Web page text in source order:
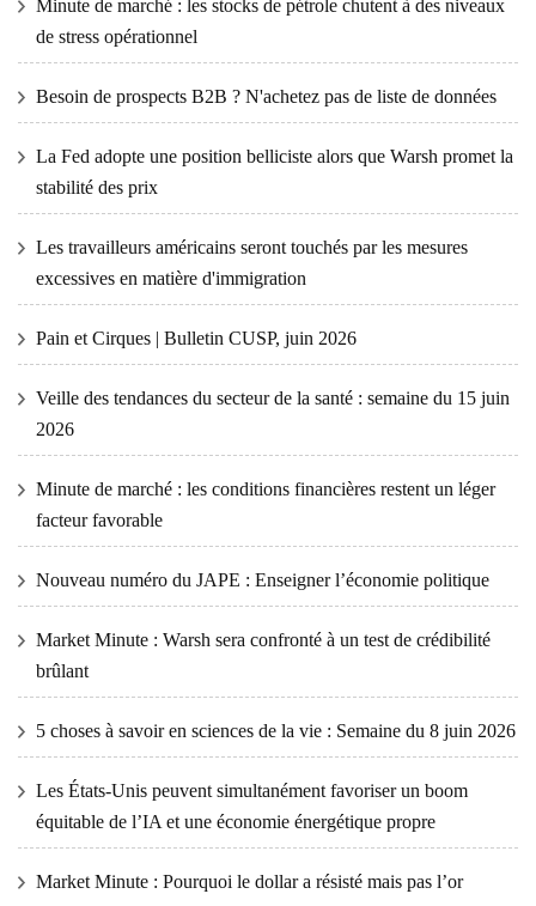
Minute de marché : les stocks de pétrole chutent à des niveaux
de stress opérationnel
Besoin de prospects B2B ? N'achetez pas de liste de données
La Fed adopte une position belliciste alors que Warsh promet la
stabilité des prix
Les travailleurs américains seront touchés par les mesures
excessives en matière d'immigration
Pain et Cirques | Bulletin CUSP, juin 2026
Veille des tendances du secteur de la santé : semaine du 15 juin
2026
Minute de marché : les conditions financières restent un léger
facteur favorable
Nouveau numéro du JAPE : Enseigner l’économie politique
Market Minute : Warsh sera confronté à un test de crédibilité
brûlant
5 choses à savoir en sciences de la vie : Semaine du 8 juin 2026
Les États-Unis peuvent simultanément favoriser un boom
équitable de l’IA et une économie énergétique propre
Market Minute : Pourquoi le dollar a résisté mais pas l’or